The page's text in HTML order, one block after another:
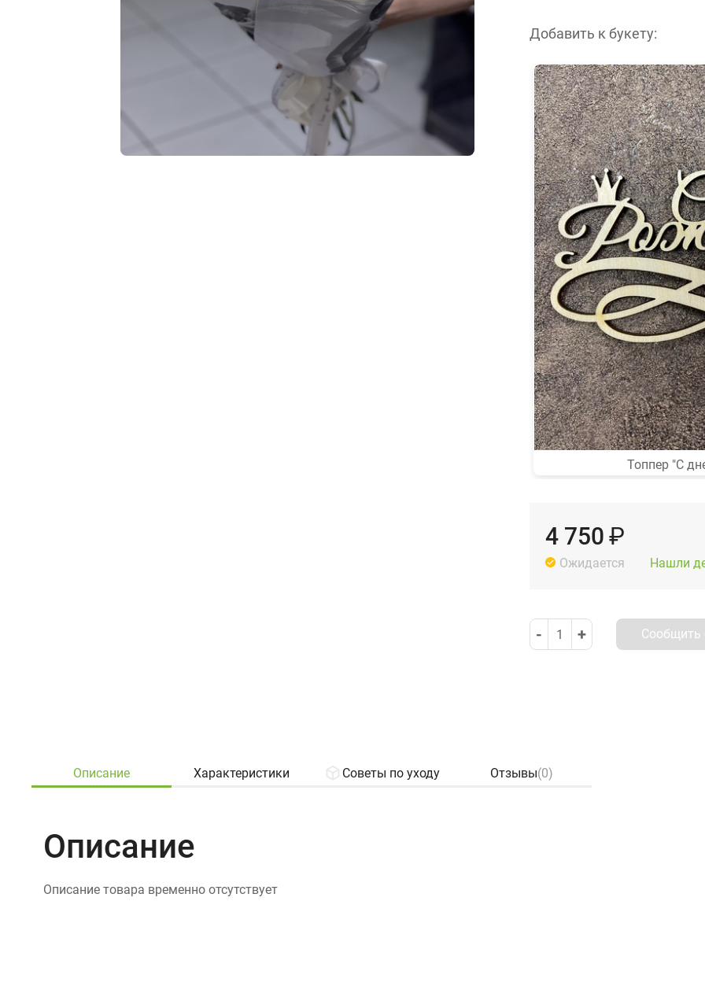
Добавить к букету:
Топпер "С
4 750 ₽
Ожидается Нашли
- 1 + Сообщить
Описание Характеристики Советы по уходу Отзывы(0)
Описание
Описание товара временно отсутствует